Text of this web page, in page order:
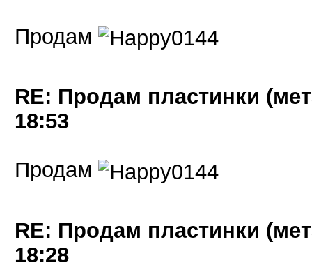
Продам
RE: Продам пластинки
18:53
Продам
RE: Продам пластинки
18:28